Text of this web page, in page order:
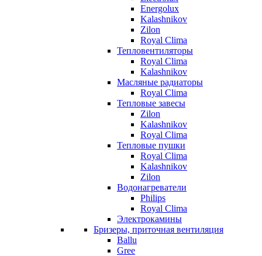
Energolux
Kalashnikov
Zilon
Royal Clima
Тепловентиляторы
Royal Clima
Kalashnikov
Масляные радиаторы
Royal Clima
Тепловые завесы
Zilon
Kalashnikov
Royal Clima
Тепловые пушки
Royal Clima
Kalashnikov
Zilon
Водонагреватели
Philips
Royal Clima
Электрокамины
Бризеры, приточная вентиляция
Ballu
Gree